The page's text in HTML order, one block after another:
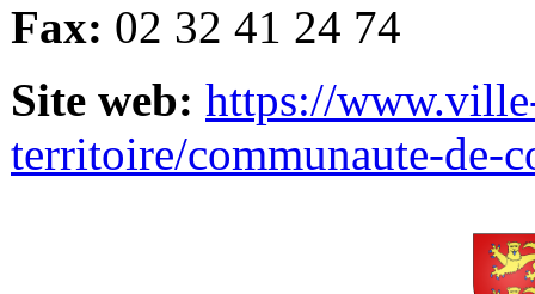
Fax: 02 32 41 24 74
Site web: https://
territoire/communaute-de-